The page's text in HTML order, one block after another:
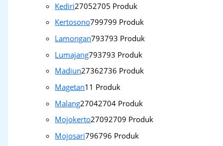
Kediri27052705 Produk
Kertosono799799 Produk
Lamongan793793 Produk
Lumajang793793 Produk
Madiun27362736 Produk
Magetan1 1 Produk
Malang27042704 Produk
Mojokerto27092709 Produk
Mojosari796796 Produk